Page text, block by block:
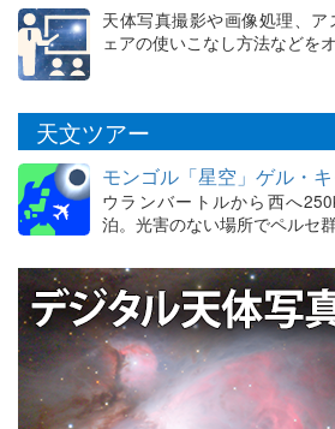
天体写真撮影や画像処理、
ェアの使いこなし方法などを
天文ツアー
モンゴル「星空」ゲル・
ウランバートルから西へ
泊。光害のない場所でペルセ